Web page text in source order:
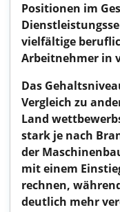
Positionen im
vielfältige
Arbeitnehmer in
Das
Vergleich zu
Land
stark je nach
der
mit einem
rechnen,
deutlich mehr